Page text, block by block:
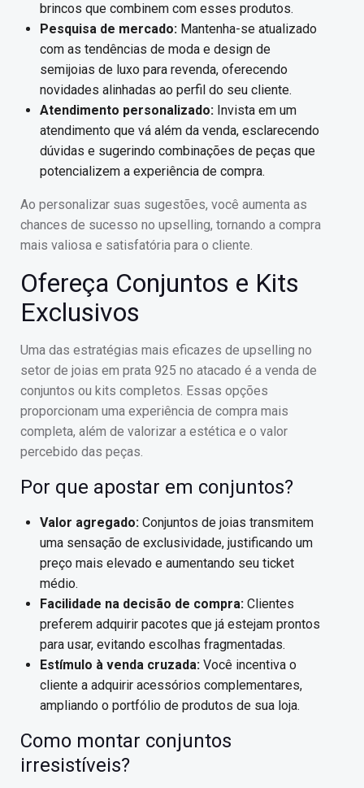
brincos que combinem com esses produtos.
Pesquisa de mercado: Mantenha-se atualizado
com as tendências de moda e design de
semijoias de luxo para revenda, oferecendo
novidades alinhadas ao perfil do seu cliente.
Atendimento personalizado: Invista em um
atendimento que vá além da venda, esclarecendo
dúvidas e sugerindo combinações de peças que
potencializem a experiência de compra.
Ao personalizar suas sugestões, você aumenta as
chances de sucesso no upselling, tornando a compra
mais valiosa e satisfatória para o cliente.
Ofereça Conjuntos e Kits
Exclusivos
Uma das estratégias mais eficazes de upselling no
setor de joias em prata 925 no atacado é a venda de
conjuntos ou kits completos. Essas opções
proporcionam uma experiência de compra mais
completa, além de valorizar a estética e o valor
percebido das peças.
Por que apostar em conjuntos?
Valor agregado: Conjuntos de joias transmitem
uma sensação de exclusividade, justificando um
preço mais elevado e aumentando seu ticket
médio.
Facilidade na decisão de compra: Clientes
preferem adquirir pacotes que já estejam prontos
para usar, evitando escolhas fragmentadas.
Estímulo à venda cruzada: Você incentiva o
cliente a adquirir acessórios complementares,
ampliando o portfólio de produtos de sua loja.
Como montar conjuntos
irresistíveis?